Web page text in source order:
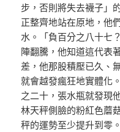
步，否則將失去襪子」
正整齊地站在原地，他
水。「負百分之八十七
陣翻騰，他知道這代表
差，他那股積壓已久、
就會越發瘋狂地實體化
之二十，張水瓶就發現
林天秤側臉的粉紅色蘑
秤的運勢至少提升到零